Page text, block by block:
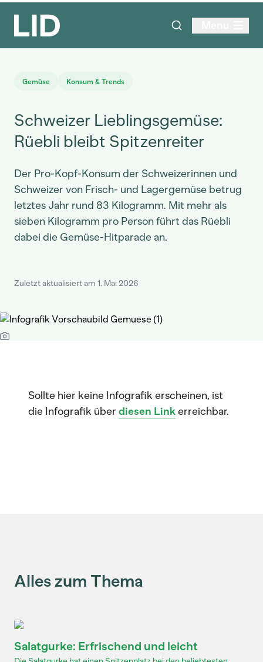
Gemüse Konsum & Trends
Schweizer Lieblingsgemüse:
Rüebli bleibt Spitzenreiter
Der Pro-Kopf-Konsum der Schweizerinnen und
Schweizer von Frisch- und Lagergemüse betrug
letztes Jahr rund 83 Kilogramm. Mit mehr als
sieben Kilogramm pro Person führt das Rüebli
dabei die Gemüse-Hitparade an.
Zuletzt aktualisiert am 1. Mai 2026
Sollte hier keine Infografik erscheinen, ist
die Infografik über diesen Linkerreichbar.
Alles zum Thema
Salatgurke: Erfrischend und leicht